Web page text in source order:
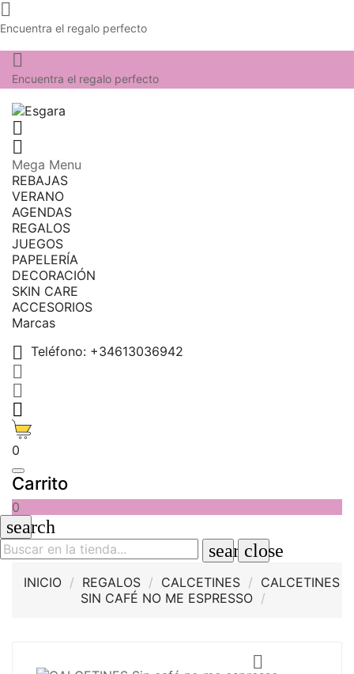

Encuentra el regalo perfecto

Encuentra el regalo perfecto


Mega Menu
REBAJAS
VERANO
AGENDAS
REGALOS
JUEGOS
PAPELERÍA
DECORACIÓN
SKIN CARE
ACCESORIOS
Marcas
 Teléfono: +34613036942



0
Carrito
0
search
searchclose
INICIO REGALOS CALCETINES
CALCETINES
SIN CAFÉ NO ME ESPRESSO
